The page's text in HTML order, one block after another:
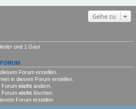
Gehe zu
und 1 Gast
Forum erstellen.
in diesem Forum erstellen.
Forum nicht ändern.
Forum nicht löschen.
Forum erstellen.